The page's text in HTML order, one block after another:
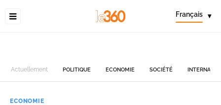
Français ▾
Actuellement POLITIQUE ECONOMIE SOCIÉTÉ
ECONOMIE